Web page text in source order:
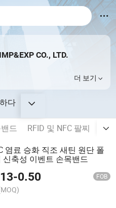
CO., LTD.
더 보기
다
드 RFID 및 NFC 팔찌
직
염료 승화 직조 새틴 원단 폴
신축성 이벤트 손목밴드
-0.50 FOB